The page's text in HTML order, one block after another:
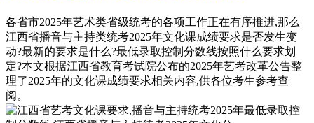
各省市2025年艺术类省级统考的各项工作正在有序推进,那么
江西省播音与主持类统考2025年文化课成绩要求是否发生变
动?最新的要求是什么?最低录取控制分数线按照什么要求划
定?本文根据江西省教育考试院公布的2025年艺考改革公告整
理了2025年的文化课成绩要求相关内容,供各位考生参考查
阅。